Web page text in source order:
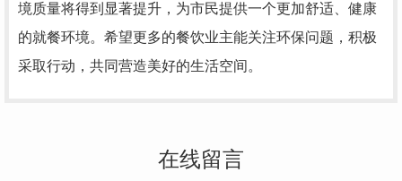
境质量将得到显著提升，为市民提供一个更加舒适、健康
的就餐环境。希望更多的餐饮业主能关注环保问题，积极
采取行动，共同营造美好的生活空间。
在线留言